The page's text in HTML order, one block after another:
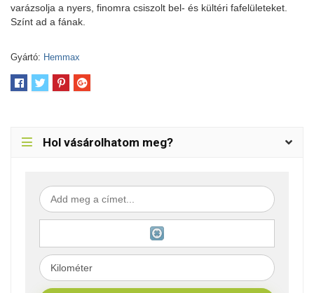
varázsolja a nyers, finomra csiszolt bel- és kültéri fafelületeket.
Színt ad a fának.
Gyártó: Hemmax
Hol vásárolhatom meg?